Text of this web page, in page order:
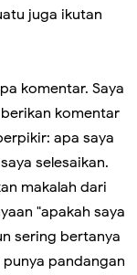
juga ikutan
komentar. Saya
komentar
apa saya
selesaikan.
makalah dari
"apakah saya
sering bertanya
pandangan